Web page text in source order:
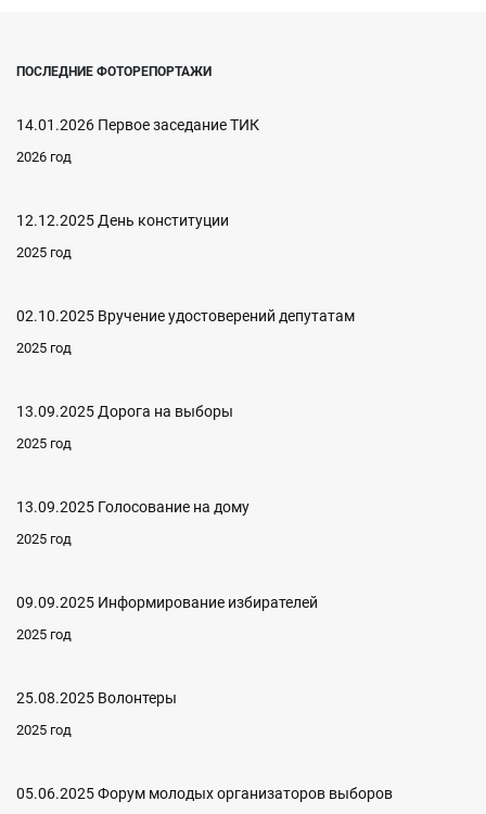
ПОСЛЕДНИЕ ФОТОРЕПОРТАЖИ
14.01.2026 Первое заседание ТИК
2026 год
12.12.2025 День конституции
2025 год
02.10.2025 Вручение удостоверений депутатам
2025 год
13.09.2025 Дорога на выборы
2025 год
13.09.2025 Голосование на дому
2025 год
09.09.2025 Информирование избирателей
2025 год
25.08.2025 Волонтеры
2025 год
05.06.2025 Форум молодых организаторов выборов